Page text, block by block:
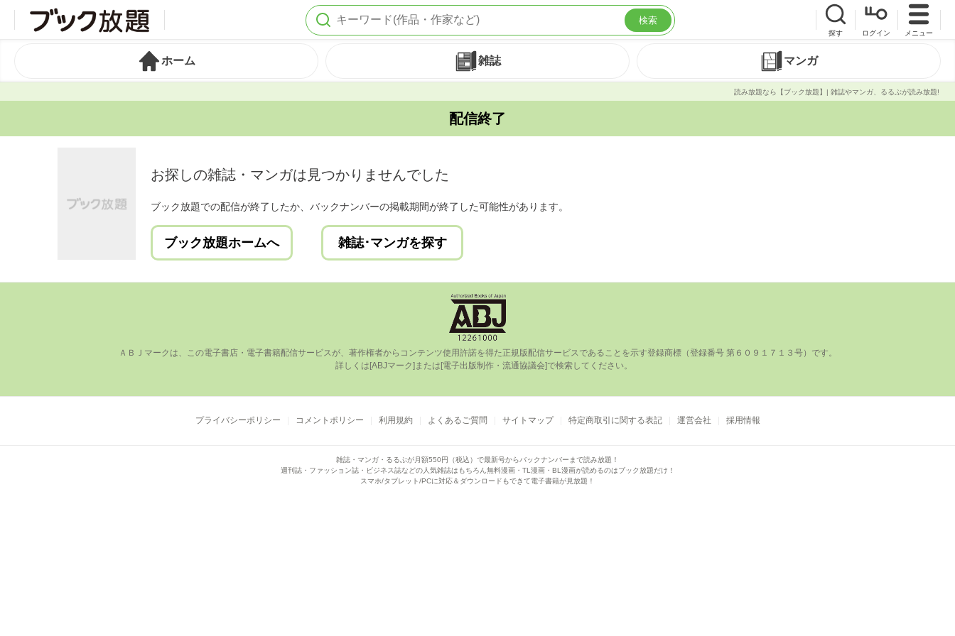
検索
探す ログイン メニュー
ホーム 雑誌 マンガ
読み放題なら【ブック放題】| 雑誌やマンガ、るるぶが読み放題!
配信終了
お探しの雑誌・マンガは見つかりませんでした
ブック放題での配信が終了したか、バックナンバーの掲載期間が終了した可能性があります。
ブック放題ホームへ 雑誌･マンガを探す
ＡＢＪマークは、この電⼦書店・電⼦書籍配信サービスが、著作権者からコンテンツ使⽤許諾を得た正規版配信サービスであることを⽰す登録商標（登録番号 第６０９１７１３号）です。
プライバシーポリシー コメントポリシー 利用規約 よくあるご質問 サイトマップ 特定商取引に関する表記 運営会社 採用情報
雑誌・マンガ・るるぶが月額550円（税込）で最新号からバックナンバーまで読み放題！
週刊誌・ファッション誌・ビジネス誌などの人気雑誌はもちろん 無料漫画・TL漫画・BL漫画が読めるのはブック放題だけ！
スマホ/タブレット/PCに対応＆ダウンロードもできて電子書籍が見放題！